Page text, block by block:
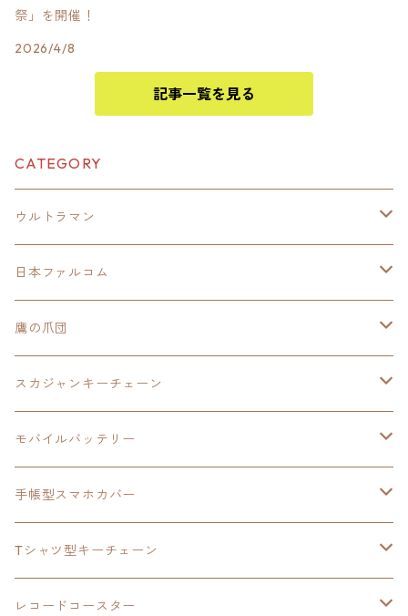
祭」を開催！
2026/4/8
記事一覧を見る
CATEGORY
ウルトラマン
モバイルバッテリー
スカジャンキーチェーン
スカジャン
シャツ
日本ファルコム
イースⅧ
モバイルバッテリー
手帳型スマホカバー
東亰ザナドゥ
閃の軌跡Ⅲ
モバイルバッテリー
手帳型スマホカバー
閃の軌跡Ⅳ
手帳型スマホカバー
モバイルバッテリー
軌跡シリーズ
トランプ
閃の軌跡Ⅱ
鷹の爪団
モバイルバッテリー
手帳型スマホカバー
スカジャンキーチェーン
ウルトラマンシリーズ
日本ファルコム
閃の軌跡Ⅲ
軌跡シリーズ
モバイルバッテリー
ウルトラマン
鷹の爪
イースⅧ
手帳型スマホカバー
鷹の爪団
イースⅧ
Tシャツ型キーチェーン
日本ファルコム
レコードコースター